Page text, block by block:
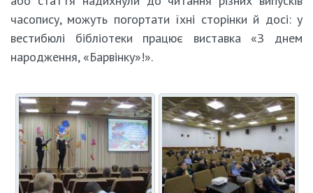
часопису, можуть погортати їхні сторінки й досі: у
вестибюлі бібліотеки працює виставка «З днем
народження, «Барвінку»!».